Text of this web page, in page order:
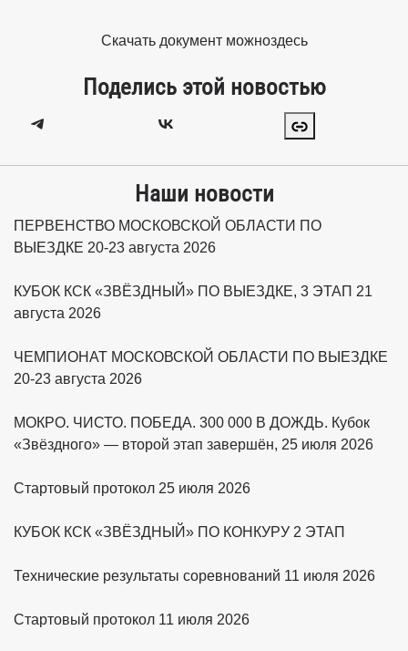
Скачать документ можноздесь
Поделись этой новостью
Наши новости
ПЕРВЕНСТВО МОСКОВСКОЙ ОБЛАСТИ ПО
ВЫЕЗДКЕ 20-23 августа 2026
КУБОК КСК «ЗВЁЗДНЫЙ» ПО ВЫЕЗДКЕ, 3 ЭТАП 21
августа 2026
ЧЕМПИОНАТ МОСКОВСКОЙ ОБЛАСТИ ПО ВЫЕЗДКЕ
20-23 августа 2026
МОКРО. ЧИСТО. ПОБЕДА. 300 000 В ДОЖДЬ. Кубок
«Звёздного» — второй этап завершён, 25 июля 2026
Стартовый протокол 25 июля 2026
КУБОК КСК «ЗВЁЗДНЫЙ» ПО КОНКУРУ 2 ЭТАП
Технические результаты соревнований 11 июля 2026
Стартовый протокол 11 июля 2026